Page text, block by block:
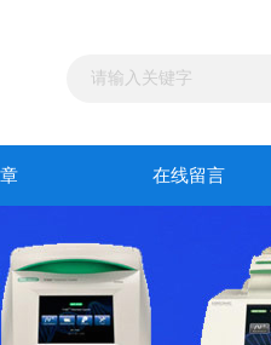
在线留言